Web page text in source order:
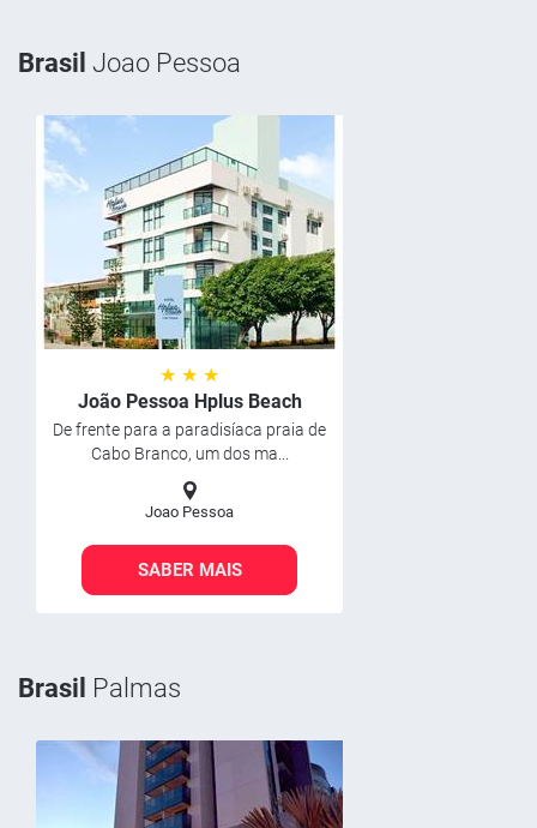
Brasil Joao Pessoa
★ ★ ★
João Pessoa Hplus Beach
De frente para a paradisíaca praia de
Cabo Branco, um dos ma...
Joao Pessoa
SABER MAIS
Brasil Palmas